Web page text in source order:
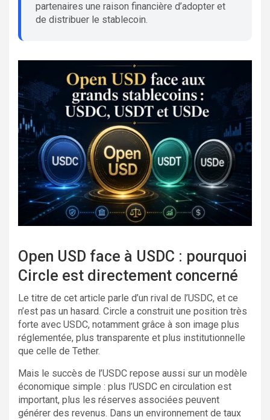
partenaires une raison financière d’adopter et
de distribuer le stablecoin.
Open USD face à USDC : pourquoi
Circle est directement concerné
Le titre de cet article parle d’un rival de l’USDC, et ce
n’est pas un hasard. Circle a construit une position très
forte avec USDC, notamment grâce à son image plus
réglementée, plus transparente et plus institutionnelle
que celle de Tether.
Mais le succès de l’USDC repose aussi sur un modèle
économique simple : plus l’USDC en circulation est
important, plus les réserves associées peuvent
générer des revenus. Dans un environnement de taux